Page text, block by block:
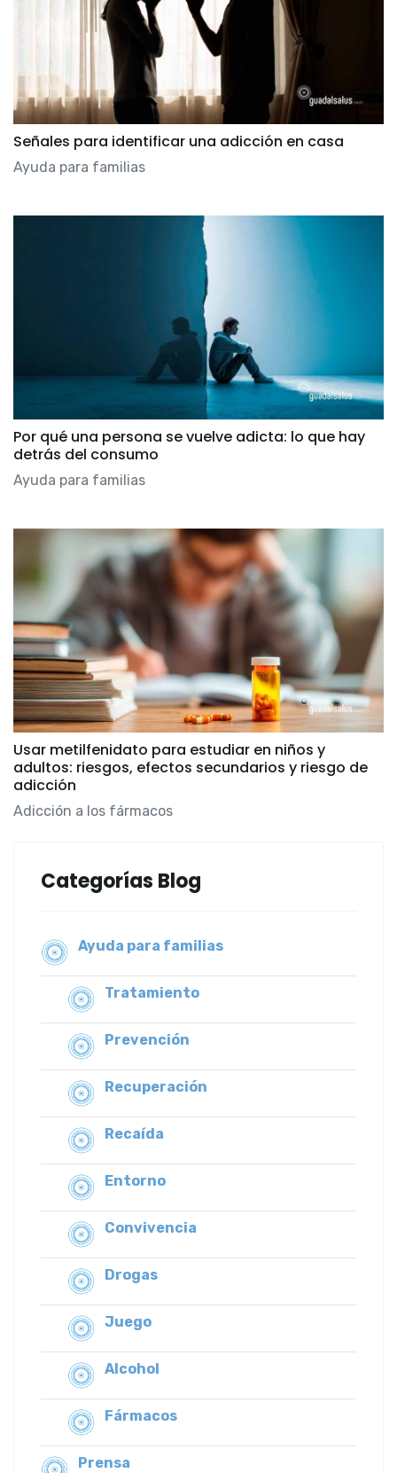
Señales para identificar una adicción en casa
Ayuda para familias
Por qué una persona se vuelve adicta: lo que hay
detrás del consumo
Ayuda para familias
Usar metilfenidato para estudiar en niños y
adultos: riesgos, efectos secundarios y riesgo de
adicción
Adicción a los fármacos
Categorías Blog
Ayuda para familias
Tratamiento
Prevención
Recuperación
Recaída
Entorno
Convivencia
Drogas
Juego
Alcohol
Fármacos
Prensa